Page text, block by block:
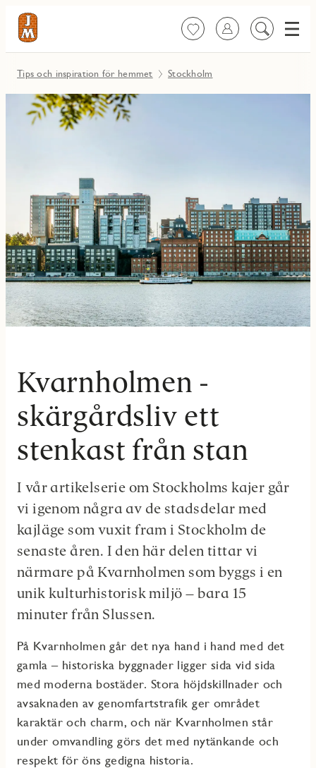
FavoriterLogga in
Sök
Meny
Tips och inspiration för hemmet Stockholm
Kvarnholmen -
skärgårdsliv ett
stenkast från stan
I vår artikelserie om Stockholms kajer går
vi igenom några av de stadsdelar med
kajläge som vuxit fram i Stockholm de
senaste åren. I den här delen tittar vi
närmare på Kvarnholmen som byggs i en
unik kulturhistorisk miljö – bara 15
minuter från Slussen.
På Kvarnholmen går det nya hand i hand med det
gamla – historiska byggnader ligger sida vid sida
med moderna bostäder. Stora höjdskillnader och
avsaknaden av genomfartstrafik ger området
karaktär och charm, och när Kvarnholmen står
under omvandling görs det med nytänkande och
respekt för öns gedigna historia.